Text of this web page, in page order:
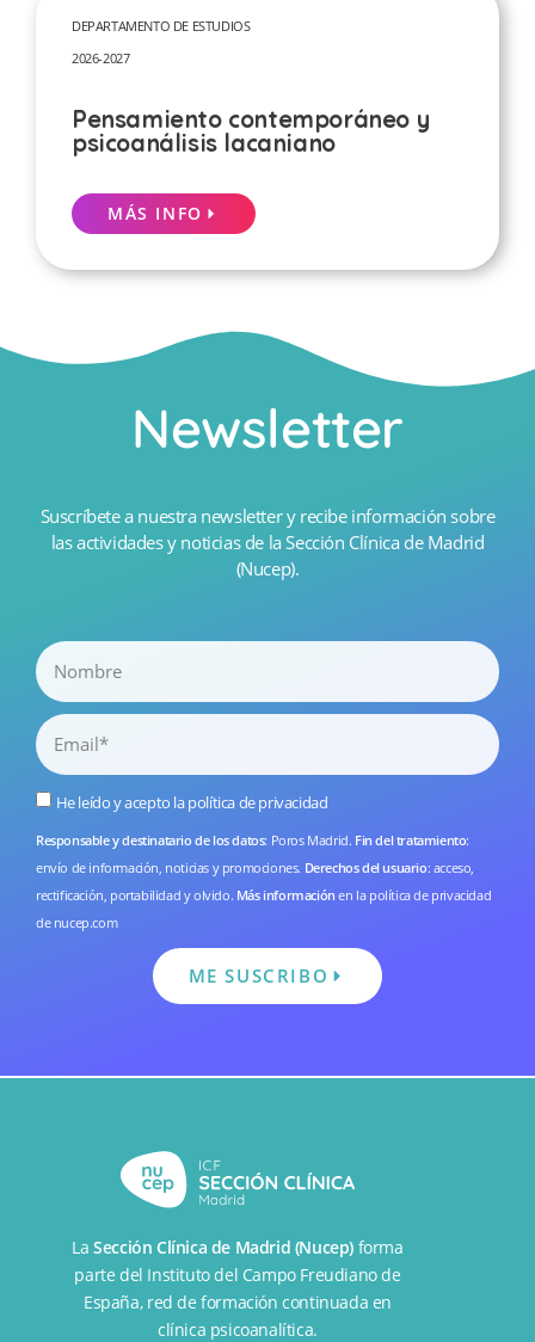
DEPARTAMENTO DE ESTUDIOS
2026-2027
Pensamiento contemporáneo y
psicoanálisis lacaniano
MÁS INFO
Newsletter
Suscríbete a nuestra newsletter y recibe información sobre
las actividades y noticias de la Sección Clínica de Madrid
(Nucep).
He leído y acepto lapolítica de privacidad
Responsable y destinatario de los datos: Poros Madrid. Fin del tratamiento:
envío de información, noticias y promociones. Derechos del usuario: acceso,
rectificación, portabilidad y olvido. Más información en la política de privacidad
de nucep.com
ME SUSCRIBO
LaSección Clínica de Madrid (Nucep) forma
parte del Instituto del Campo Freudiano de
España, red de formación continuada en
clínica psicoanalítica.